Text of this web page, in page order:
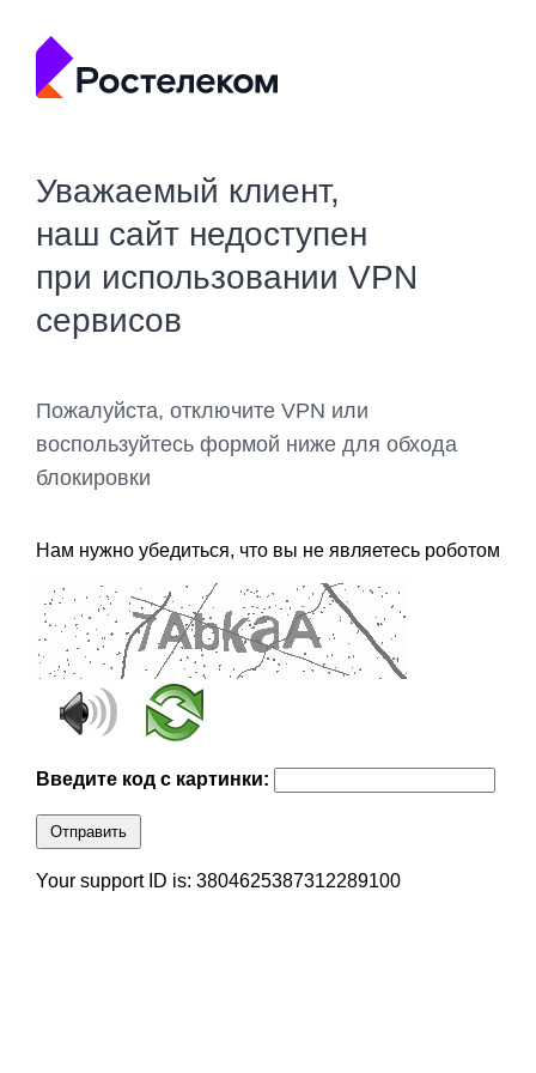
Уважаемый клиент,
наш сайт недоступен
при использовании VPN
сервисов
Пожалуйста, отключите VPN или
воспользуйтесь формой ниже для обхода
блокировки
Нам нужно убедиться, что вы не являетесь роботом
Введите код с картинки:
Отправить
Your support ID is: 3804625387312289100